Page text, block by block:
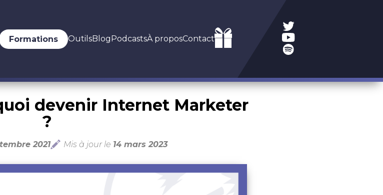
Formations OutilsBlogPodcastsÀ proposContact
devenir Internet Marketer
?
2021 Mis à jour le 14 mars 2023